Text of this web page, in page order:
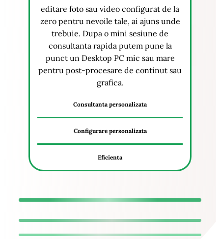
editare foto sau video configurat de la
zero pentru nevoile tale, ai ajuns unde
trebuie. Dupa o mini sesiune de
consultanta rapida putem pune la
punct un Desktop PC mic sau mare
pentru post-procesare de continut sau
grafica.
Consultanta personalizata
Configurare personalizata
Eficienta